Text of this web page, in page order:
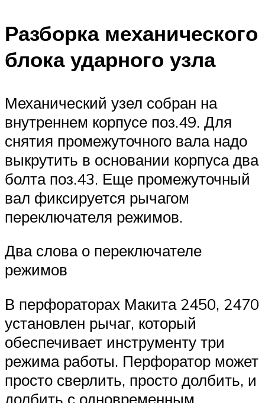
Разборка механического
блока ударного узла
Механический узел собран на
внутреннем корпусе поз.49. Для
снятия промежуточного вала надо
выкрутить в основании корпуса два
болта поз.43. Еще промежуточный
вал фиксируется рычагом
переключателя режимов.
Два слова о переключателе
режимов
В перфораторах Макита 2450, 2470
установлен рычаг, который
обеспечивает инструменту три
режима работы. Перфоратор может
просто сверлить, просто долбить, и
долбить с одновременным